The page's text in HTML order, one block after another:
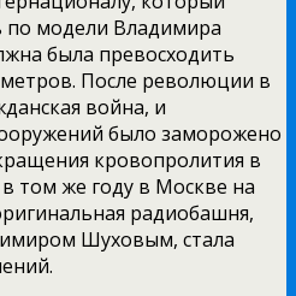
по модели Владимира
была превосходить
После революции в
война, и
было заморожено
кровопролития в
в том же году в Москве на
радиобашня,
Шуховым, стала